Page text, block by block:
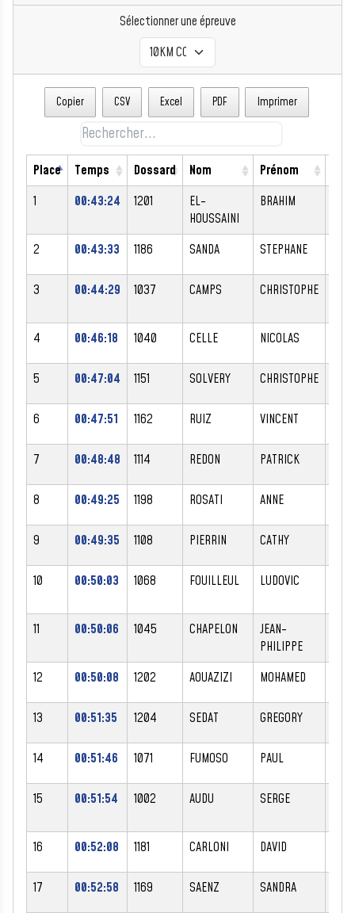
Sélectionner une épreuve
Copier CSV Excel PDF Imprimer
Place Temps Dossard Nom Prénom
1
00:43:24 1201
EL-
HOUSSAINI
BRAHIM
2 00:43:33 1186 SANDA STEPHANE
3 00:44:29 1037 CAMPS CHRISTOPHE
4 00:46:18 1040 CELLE NICOLAS
5 00:47:04 1151 SOLVERY CHRISTOPHE
6 00:47:51 1162 RUIZ VINCENT
7 00:48:48 1114 REDON PATRICK
8 00:49:25 1198 ROSATI ANNE
9 00:49:35 1108 PIERRIN CATHY
10 00:50:03 1068 FOUILLEUL LUDOVIC
11 00:50:06 1045 CHAPELON
JEAN-
PHILIPPE
12 00:50:08 1202 AOUAZIZI MOHAMED
13 00:51:35 1204 SEDAT GREGORY
14 00:51:46 1071 FUMOSO PAUL
15 00:51:54 1002 AUDU SERGE
16 00:52:08 1181 CARLONI DAVID
17 00:52:58 1169 SAENZ SANDRA